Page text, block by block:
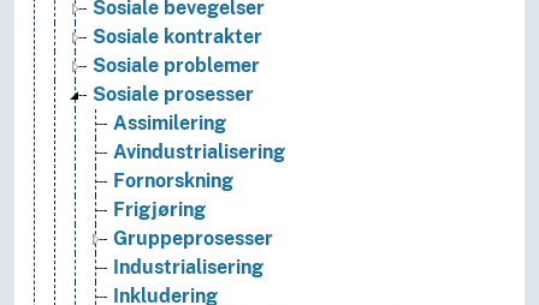
Sosiale bevegelser
Sosiale kontrakter
Sosiale problemer
Sosiale prosesser
Assimilering
Avindustrialisering
Fornorskning
Frigjøring
Gruppeprosesser
Industrialisering
Inkludering